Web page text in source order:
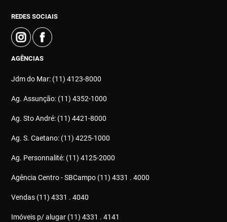
REDES SOCIAIS
AGÊNCIAS
Jdm do Mar: (11) 4123-8000
Ag. Assunção: (11) 4352-1000
Ag. Sto André: (11) 4421-8000
Ag. S. Caetano: (11) 4225-1000
Ag. Personnalité: (11) 4125-2000
Agência Centro - SBCampo (11) 4331 . 4000
Vendas (11) 4331 . 4040
Imóveis p/ alugar (11) 4331 . 4141